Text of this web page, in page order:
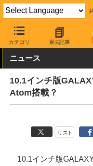
カテゴリ 過去記事
AKIBA PC Hotline! モバイ
ニュース
10.1インチ版
Atom搭載？
リスト
10.1インチ版